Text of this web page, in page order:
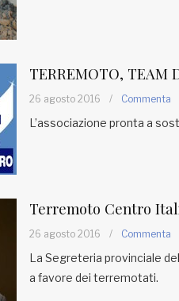
TERREMOTO, TEAM
26 agosto 2016 / Commenta
L’associazione pronta a
Terremoto Centro
26 agosto 2016 / Commenta
La Segreteria provinciale
a favore dei terremotati.